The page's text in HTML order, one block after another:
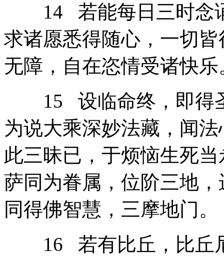
14 若能每日三时念诵
求诸愿悉得随心，一切
无障，自在恣情受诸快乐
15 设临命终，即得圣
为说大乘深妙法藏，闻
此三昧已，于烦恼生死
萨同为眷属，位阶三地
同得佛智慧，三摩地门。
16 若有比丘，比丘尼